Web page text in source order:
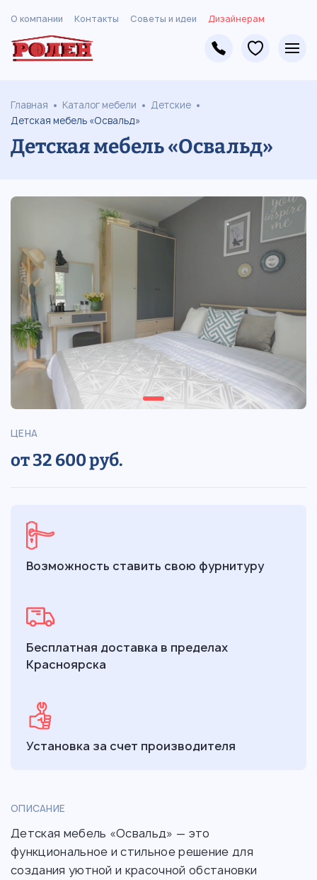
О компании Контакты Советы и идеи Дизайнерам
Главная Каталог мебели
Детские
Детская мебель «Освальд»
Детская мебель «Освальд»
ЦЕНА
от 32 600 руб.
Возможность ставить свою фурнитуру
Бесплатная доставка в пределах
Красноярска
Установка за счет производителя
ОПИСАНИЕ
Детская мебель «Освальд» — это
функциональное и стильное решение для
создания уютной и красочной обстановки